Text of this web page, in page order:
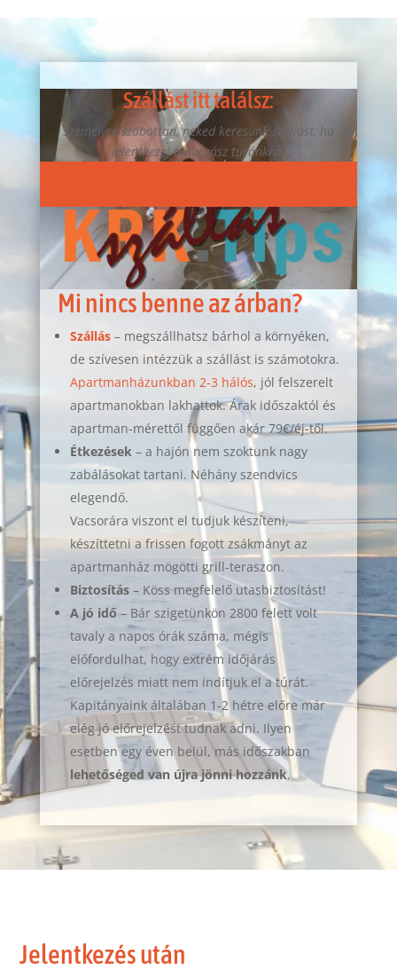
Szállást itt találsz:
Személyre szabottan, neked keresünk szállást, ha
jelentkezel a horgász túránkra.
Mi nincs benne az árban?
Szállás– megszállhatsz bárhol a környéken,
de szívesen intézzük a szállást is számotokra.
Apartmanházunkban 2-3 hálós, jól felszerelt
apartmanokban lakhattok. Árak időszaktól és
apartman-mérettől függően akár 79€/éj-től.
Étkezések – a hajón nem szoktunk nagy
zabálásokat tartani. Néhány szendvics
elegendő.
Vacsorára viszont el tudjuk készíteni,
készíttetni a frissen fogott zsákmányt az
apartmanház mögötti grill-teraszon.
Biztosítás– Köss megfelelő utasbiztosítást!
A jó idő– Bár szigetünkön 2800 felett volt
tavaly a napos órák száma, mégis
előfordulhat, hogy extrém időjárás
előrejelzés miatt nem indítjuk el a túrát.
Kapitányaink általában 1-2 hétre előre már
elég jó előrejelzést tudnak adni. Ilyen
esetben egy éven belül, más időszakban
lehetőséged van újra jönni hozzánk.
Jelentkezés után